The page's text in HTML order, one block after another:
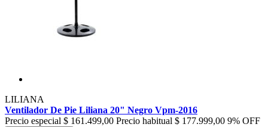
LILIANA
Ventilador De Pie Liliana 20" Negro Vpm-2016
Precio especial $ 161.499,00 Precio habitual $ 177.999,00 9% OFF